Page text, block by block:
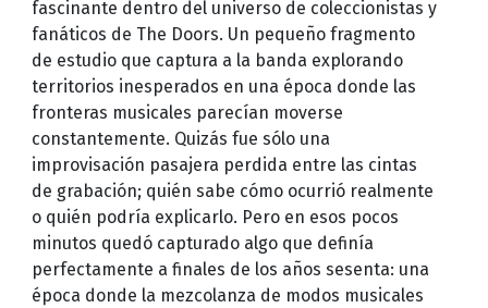
fascinante dentro del universo de coleccionistas y
fanáticos de The Doors. Un pequeño fragmento
de estudio que captura a la banda explorando
territorios inesperados en una época donde las
fronteras musicales parecían moverse
constantemente. Quizás fue sólo una
improvisación pasajera perdida entre las cintas
de grabación; quién sabe cómo ocurrió realmente
o quién podría explicarlo. Pero en esos pocos
minutos quedó capturado algo que definía
perfectamente a finales de los años sesenta: una
época donde la mezcolanza de modos musicales